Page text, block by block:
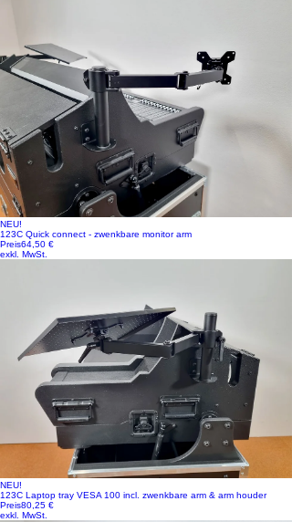
NEU!
123C Quick connect - zwenkbare monitor arm
Preis64,50 €
exkl. MwSt.
NEU!
123C Laptop tray VESA 100 incl. zwenkbare arm & arm houder
Preis80,25 €
exkl. MwSt.